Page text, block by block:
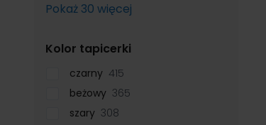
Pokaż 30 więcej
Kolor tapicerki
czarny 415
beżowy 365
szary 308